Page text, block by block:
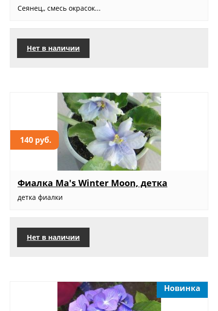
Сеянец,, смесь окрасок...
Нет в наличии
140 руб.
Фиалка Ma's Winter Moon, детка
детка фиалки
Нет в наличии
Новинка